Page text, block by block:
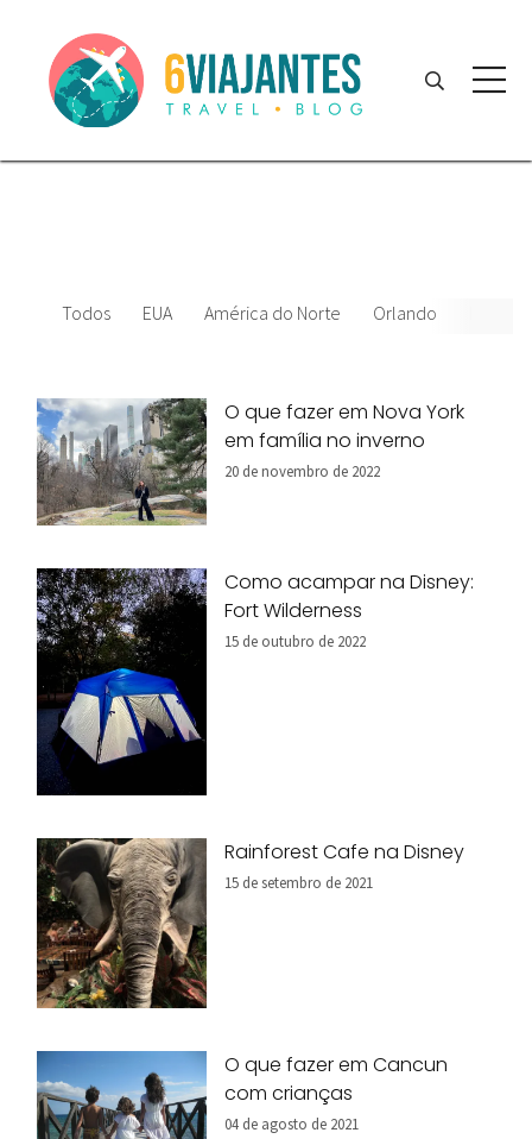
Todos EUA América do Norte Orlando
O que fazer em Nova York
em família no inverno
20 de novembro de 2022
Como acampar na Disney:
Fort Wilderness
15 de outubro de 2022
Rainforest Cafe na Disney
15 de setembro de 2021
O que fazer em Cancun
com crianças
04 de agosto de 2021